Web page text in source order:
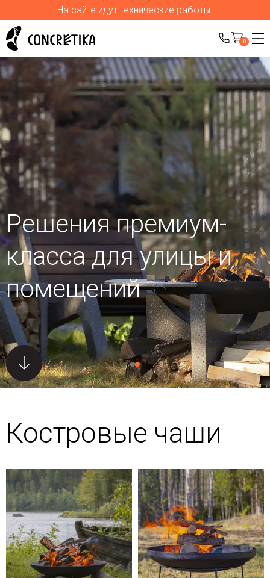
На сайте идут технические работы.
0
Решения премиум-
класса для улицыи
помещений
Костровые чаши